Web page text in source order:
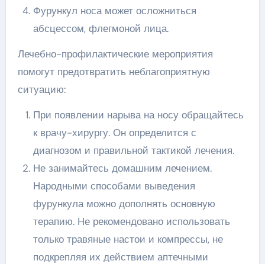
Фурункул носа может осложниться
абсцессом, флегмоной лица.
Лечебно-профилактические мероприятия
помогут предотвратить неблагоприятную
ситуацию:
При появлении нарыва на носу обращайтесь
к врачу-хирургу. Он определится с
диагнозом и правильной тактикой лечения.
Не занимайтесь домашним лечением.
Народными способами выведения
фурункула можно дополнять основную
терапию. Не рекомендовано использовать
только травяные настои и компрессы, не
подкрепляя их действием аптечными